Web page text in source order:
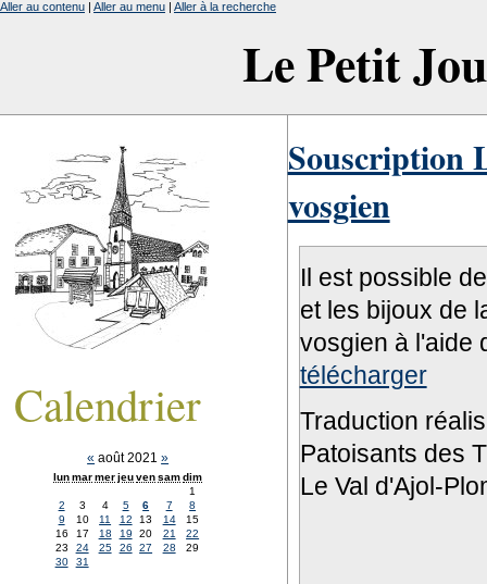
Le Petit
Aller au contenu | Aller au menu | Aller à la recherche
Souscription
vosgien
Il est possible
et les bijoux de
vosgien à l'aide
télécharger
Traduction
Patoisants des
Le Val d'Ajol-
Calendrier
« août 2021»
lunmarmerjeuvensamdim
1
2
3 4 5 6 7
8
9
10 11 12 13 14
15
16
17 18 19 20 21
22
23
24 25 26 27 28
29
30
31